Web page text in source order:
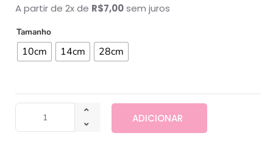
A partir de 2x de R$7,00sem juros
Tamanho
10cm 14cm 28cm
ADICIONAR